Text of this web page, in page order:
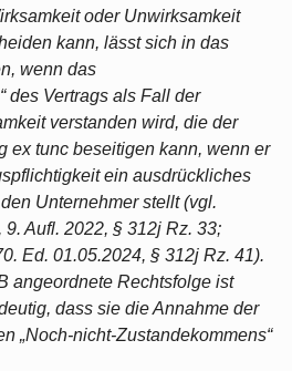
oder Unwirksamkeit
kann, lässt sich in das
wenn das
des Vertrags als Fall der
verstanden wird, die der
ex tunc beseitigen kann, wenn er
ein ausdrückliches
Unternehmer stellt (vgl.
Aufl. 2022, § 312j Rz. 33;
Ed. 01.05.2024, § 312j Rz. 41).
angeordnete Rechtsfolge ist
dass sie die Annahme der
„Noch-nicht-Zustandekommens“